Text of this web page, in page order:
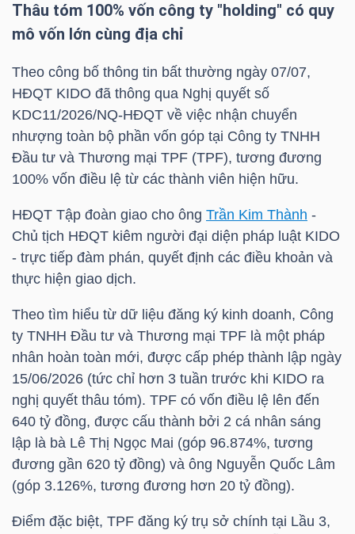
Thâu tóm 100% vốn công ty "holding" có quy
mô vốn lớn cùng địa chỉ
Theo công bố thông tin bất thường ngày 07/07,
HĐQT KIDO đã thông qua Nghị quyết số
KDC11/2026/NQ-HĐQT về việc nhận chuyển
nhượng toàn bộ phần vốn góp tại Công ty TNHH
Đầu tư và Thương mại TPF (TPF), tương đương
100% vốn điều lệ từ các thành viên hiện hữu.
HĐQT Tập đoàn giao cho ông Trần Kim Thành -
Chủ tịch HĐQT kiêm người đại diện pháp luật KIDO
- trực tiếp đàm phán, quyết định các điều khoản và
thực hiện giao dịch.
Theo tìm hiểu từ dữ liệu đăng ký kinh doanh, Công
ty TNHH Đầu tư và Thương mại TPF là một pháp
nhân hoàn toàn mới, được cấp phép thành lập ngày
15/06/2026 (tức chỉ hơn 3 tuần trước khi KIDO ra
nghị quyết thâu tóm). TPF có vốn điều lệ lên đến
640 tỷ đồng, được cấu thành bởi 2 cá nhân sáng
lập là bà Lê Thị Ngọc Mai (góp 96.874%, tương
đương gần 620 tỷ đồng) và ông Nguyễn Quốc Lâm
(góp 3.126%, tương đương hơn 20 tỷ đồng).
Điểm đặc biệt, TPF đăng ký trụ sở chính tại Lầu 3,
TÀI
CHÍNH
KINH
TẾ
THẾ
GIỚI